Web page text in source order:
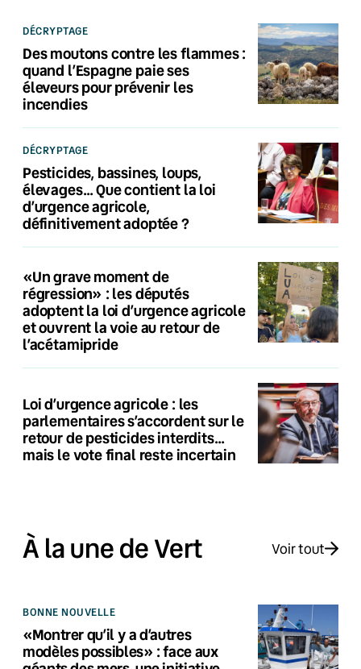
DÉCRYPTAGE
Des moutons contre les flammes :
quand l’Espagne paie ses
éleveurs pour prévenir les
incendies
DÉCRYPTAGE
Pesticides, bassines, loups,
élevages… Que contient la loi
d’urgence agricole,
définitivement adoptée ?
«Un grave moment de
régression» : les députés
adoptent la loi d’urgence agricole
et ouvrent la voie au retour de
l’acétamipride
Loi d’urgence agricole : les
parlementaires s’accordent sur le
retour de pesticides interdits…
mais le vote final reste incertain
À la une de Vert Voir tout
BONNE NOUVELLE
«Montrer qu’il y a d’autres
modèles possibles» : face aux